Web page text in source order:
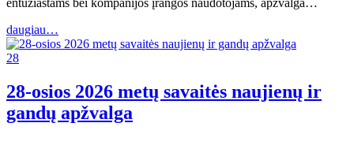
entuziastams bei kompanijos įrangos naudotojams, apžvalga…
daugiau…
28
28-osios 2026 metų savaitės naujienų ir
gandų apžvalga